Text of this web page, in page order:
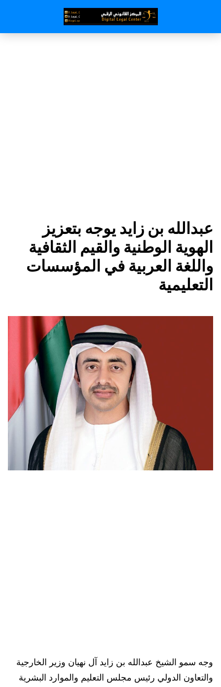
عبدالله بن زايد يوجه بتعزيز
الهوية الوطنية والقيم الثقافية
واللغة العربية في المؤسسات
التعليمية
وجه سمو الشيخ عبدالله بن زايد آل نهيان وزير الخارجية
والتعاون الدولي رئيس مجلس التعليم والموارد البشرية